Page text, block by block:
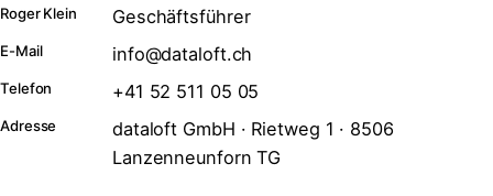
Roger Klein Geschäftsführer
E-Mail info@dataloft.ch
Telefon +41 52 511 05 05
Adresse
dataloft GmbH · Rietweg 1 · 8506
Lanzenneunforn TG